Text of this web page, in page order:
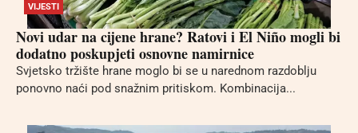
VIJESTI
Novi udar na cijene hrane? Ratovi i El Niño mogli bi
dodatno poskupjeti osnovne namirnice
Svjetsko tržište hrane moglo bi se u narednom razdoblju
ponovno naći pod snažnim pritiskom. Kombinacija...